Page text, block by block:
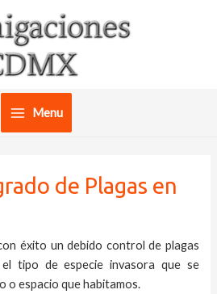
Main
Menu
de Plagas en
éxito un debido control de plagas
tipo de especie invasora que se
o espacio que habitamos.